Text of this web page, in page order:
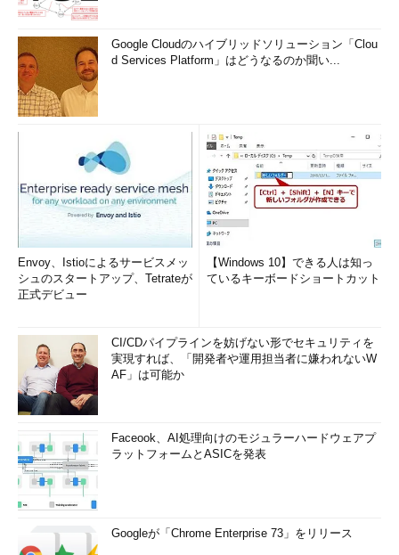
Google Cloudのハイブリッドソリューション「Clou
d Services Platform」はどうなるのか聞い...
Envoy、Istioによるサービスメッ
シュのスタートアップ、Tetrateが
正式デビュー
【Windows 10】できる人は知っ
ているキーボードショートカット
CI/CDパイプラインを妨げない形でセキュリティを
実現すれば、「開発者や運用担当者に嫌われないW
AF」は可能か
Faceook、AI処理向けのモジュラーハードウェアプ
ラットフォームとASICを発表
Googleが「Chrome Enterprise 73」をリリース